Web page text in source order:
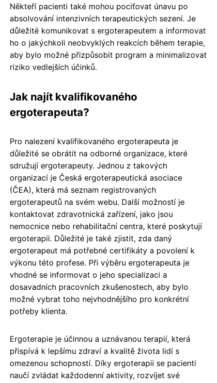
Někteří pacienti také mohou pociťovat únavu po
absolvování intenzivních terapeutických sezení. Je
důležité komunikovat s ergoterapeutem a informovat
ho o jakýchkoli neobvyklých reakcích během terapie,
aby bylo možné přizpůsobit program a minimalizovat
riziko vedlejších účinků.
Jak najít kvalifikovaného
ergoterapeuta?
Pro nalezení kvalifikovaného ergoterapeuta je
důležité se obrátit na odborné organizace, které
sdružují ergoterapeuty. Jednou z takových
organizací je Česká ergoterapeutická asociace
(ČEA), která má seznam registrovaných
ergoterapeutů na svém webu. Další možností je
kontaktovat zdravotnická zařízení, jako jsou
nemocnice nebo rehabilitační centra, které poskytují
ergoterapii. Důležité je také zjistit, zda daný
ergoterapeut má potřebné certifikáty a povolení k
výkonu této profese. Při výběru ergoterapeuta je
vhodné se informovat o jeho specializaci a
dosavadních pracovních zkušenostech, aby bylo
možné vybrat toho nejvhodnějšího pro konkrétní
potřeby klienta.
Ergoterapie je účinnou a uznávanou terapií, která
přispívá k lepšímu zdraví a kvalitě života lidí s
omezenou schopností. Díky ergoterapii se pacienti
naučí zvládat každodenní aktivity, rozvíjet své